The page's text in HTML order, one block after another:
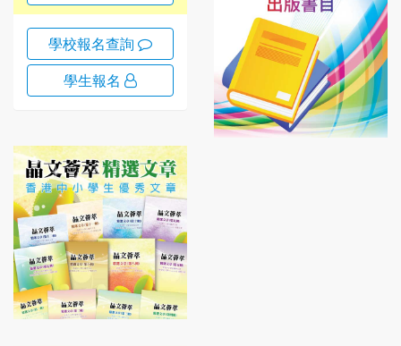
學校報名查詢
學生報名